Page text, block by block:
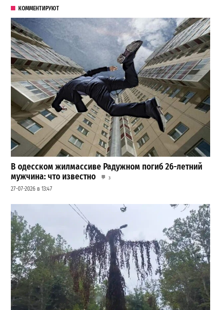
КОММЕНТИРУЮТ
В одесском жилмассиве Радужном погиб 26-летний
мужчина: что известно
3
27-07-2026 в 13:47